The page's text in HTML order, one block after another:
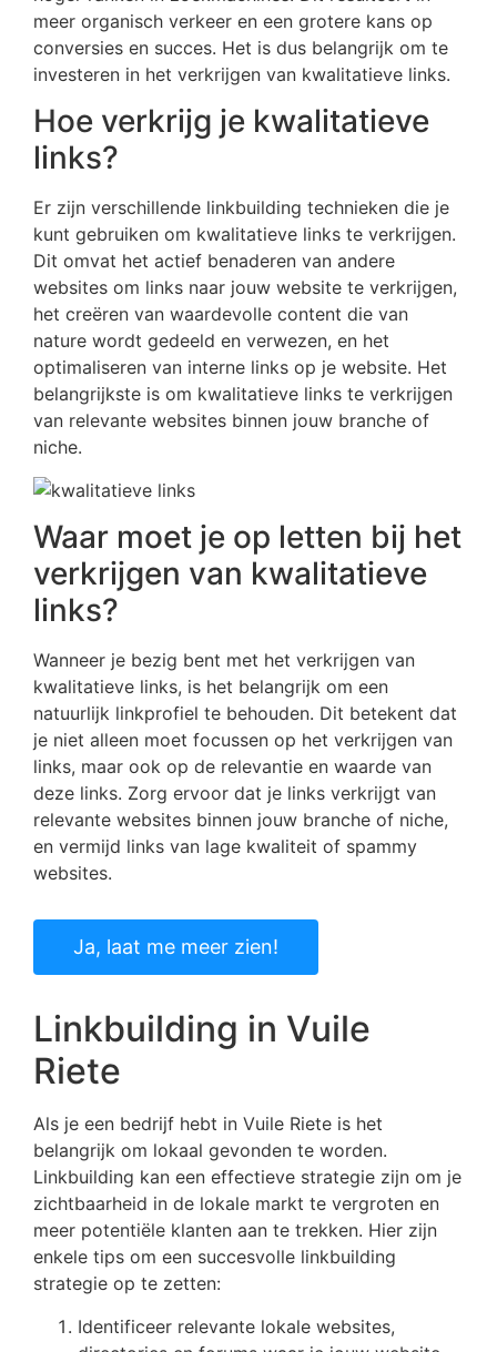
meer organisch verkeer en een grotere kans op
conversies en succes. Het is dus belangrijk om te
investeren in het verkrijgen van kwalitatieve links.
Hoe verkrijg je kwalitatieve
links?
Er zijn verschillende linkbuilding technieken die je
kunt gebruiken om kwalitatieve links te verkrijgen.
Dit omvat het actief benaderen van andere
websites om links naar jouw website te verkrijgen,
het creëren van waardevolle content die van
nature wordt gedeeld en verwezen, en het
optimaliseren van interne links op je website. Het
belangrijkste is om kwalitatieve links te verkrijgen
van relevante websites binnen jouw branche of
niche.
Waar moet je op letten bij het
verkrijgen van kwalitatieve
links?
Wanneer je bezig bent met het verkrijgen van
kwalitatieve links, is het belangrijk om een
natuurlijk linkprofiel te behouden. Dit betekent dat
je niet alleen moet focussen op het verkrijgen van
links, maar ook op de relevantie en waarde van
deze links. Zorg ervoor dat je links verkrijgt van
relevante websites binnen jouw branche of niche,
en vermijd links van lage kwaliteit of spammy
websites.
Ja, laat me meer zien!
Linkbuilding in Vuile
Riete
Als je een bedrijf hebt in Vuile Riete is het
belangrijk om lokaal gevonden te worden.
Linkbuilding kan een effectieve strategie zijn om je
zichtbaarheid in de lokale markt te vergroten en
meer potentiële klanten aan te trekken. Hier zijn
enkele tips om een succesvolle linkbuilding
strategie op te zetten:
Identificeer relevante lokale websites,